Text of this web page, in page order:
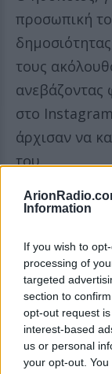
Information
If you wish to
processing of
targeted
section to
opt-out request
interest-based
us or personal
your opt-out.
προσωπική
τους
ανεβάζοντας
στο
άρχισαν να
του.
Το μυστήριο
σε γκρι
ενώ ο
που
δυο τους
την
κατά τη